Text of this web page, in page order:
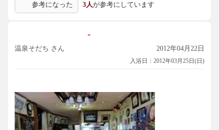
台温泉で今回立ち寄った温泉の個人的順位付けすると
水上旅館恵みの湯＞福寿館雀の湯≧冨手旅館鶴の湯＞松田屋
台温泉は全体的に泉質レベルが高い
弱アルカリ泉部門最強部類ではなかろうか
参考になった 3人が参考にしています
-
温泉そだち さん 2012年04月22日
入浴日：2012年03月25日(日)